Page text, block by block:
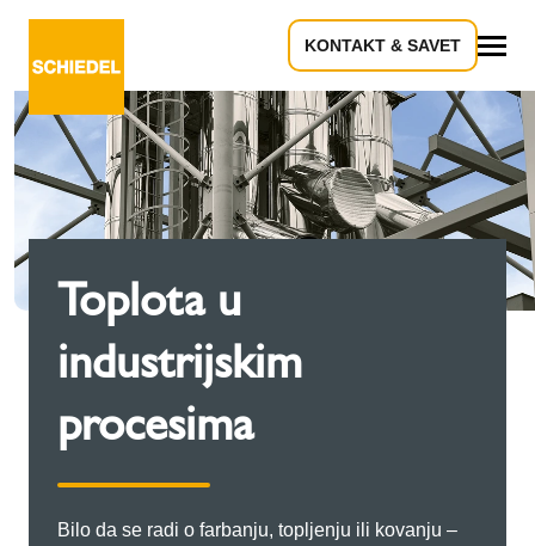
KONTAKT & SAVET
Toplota u
industrijskim
procesima
Bilo da se radi o farbanju, topljenju ili kovanju –